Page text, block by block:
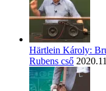
Härtlein Károly:
Rubens cső